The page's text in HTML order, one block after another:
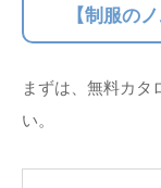
【制服の
まずは、無料カタ
い。